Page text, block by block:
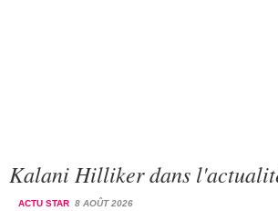
Kalani Hilliker dans
ACTU STAR 8 AOÛT 2026